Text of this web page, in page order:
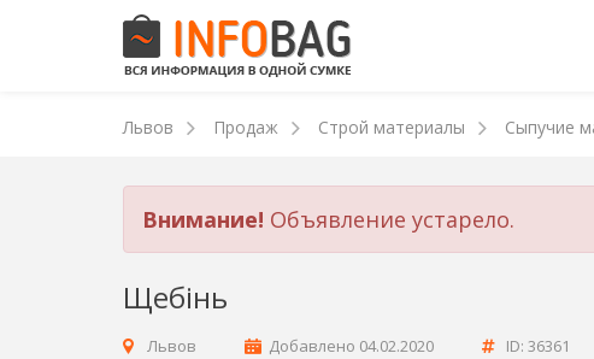
Львов Продаж Строй материалы Сыпучие
Внимание! Объявление устарело.
Щебінь
Львов Добавлено 04.02.2020 ID: 36361